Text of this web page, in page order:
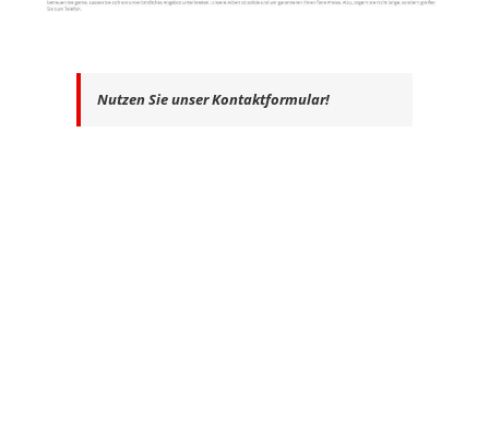
Nutzen Sie unser Kontaktformular!